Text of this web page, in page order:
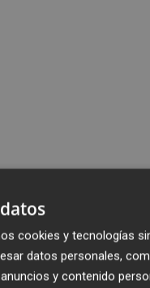
cookies y tecnologías
datos personales,
y contenido